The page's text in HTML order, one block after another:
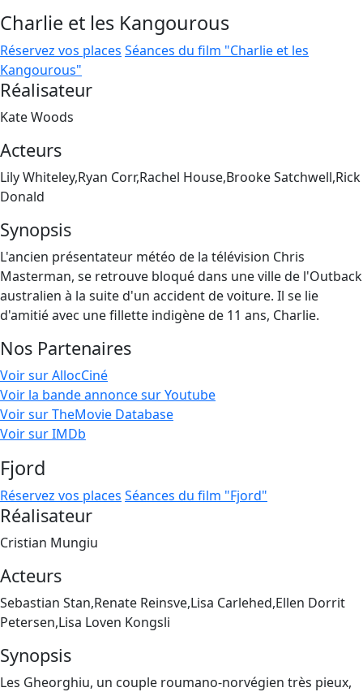
Charlie et les Kangourous
Réservez vos places Séances du film "Charlie et les
Kangourous"
Réalisateur
Kate Woods
Acteurs
Lily Whiteley,Ryan Corr,Rachel House,Brooke Satchwell,Rick
Donald
Synopsis
L'ancien présentateur météo de la télévision Chris
Masterman, se retrouve bloqué dans une ville de l'Outback
australien à la suite d'un accident de voiture. Il se lie
d'amitié avec une fillette indigène de 11 ans, Charlie.
Nos Partenaires
Voir sur AllocCiné
Voir la bande annonce sur Youtube
Voir sur TheMovie Database
Voir sur IMDb
Fjord
Réservez vos places Séances du film "Fjord"
Réalisateur
Cristian Mungiu
Acteurs
Sebastian Stan,Renate Reinsve,Lisa Carlehed,Ellen Dorrit
Petersen,Lisa Loven Kongsli
Synopsis
Les Gheorghiu, un couple roumano-norvégien très pieux,